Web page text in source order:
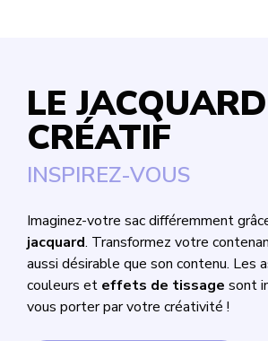
LE JACQUARD
CRÉATIF
INSPIREZ-VOUS
Imaginez-votre sac différemment
jacquard. Transformez votre
aussi désirable que son contenu. Les
couleurs et effets de tissage sont
vous porter par votre créativité !